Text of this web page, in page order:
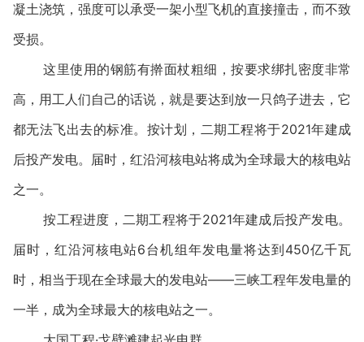
凝土浇筑，强度可以承受一架小型飞机的直接撞击，而不致
受损。
这里使用的钢筋有擀面杖粗细，按要求绑扎密度非常
高，用工人们自己的话说，就是要达到放一只鸽子进去，它
都无法飞出去的标准。按计划，二期工程将于2021年建成
后投产发电。届时，红沿河核电站将成为全球最大的核电站
之一。
按工程进度，二期工程将于2021年建成后投产发电。
届时，红沿河核电站6台机组年发电量将达到450亿千瓦
时，相当于现在全球最大的发电站——三峡工程年发电量的
一半，成为全球最大的核电站之一。